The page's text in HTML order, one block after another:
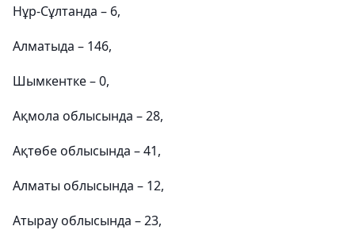
Нұр-Сұлтанда – 6,
Алматыда – 146,
Шымкентке – 0,
Ақмола облысында – 28,
Ақтөбе облысында – 41,
Алматы облысында – 12,
Атырау облысында – 23,